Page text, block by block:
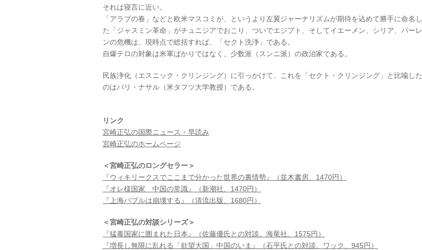
それは寝言に近い。
「アラブの春」などと欧米マスコミが、というより左翼ジャーナリズムが期待を込めて勝手に命名し
た「ジャスミン革命」がチュニジアでおこり、ついでエジプト、そしてイエーメン、シリア、バーレ
ンの危機は、現時点で総括すれば、「セクト洗浄」である。
自爆テロの対象は米軍ばかりではなく、少数派（スンニ派）の政治家である。
民族浄化（エスニック・クリンジング）に引っかけて、これを「セクト・クリンジング」と比喩した
のはバリ・ナサル（米タフツ大学教授）である。
リンク
宮崎正弘の国際ニュース・早読み
宮崎正弘のホームページ
＜宮崎正弘のロングセラー＞
『ウィキリークスでここまで分かった世界の裏情勢』（並木書房、1470円）
『オレ様国家 中国の常識』（新潮社、1470円）
『上海バブルは崩壊する』（清流出版、1680円）
＜宮崎正弘の対談シリーズ＞
『猛毒国家に囲まれた日本』（佐藤優氏との対談。海竜社、1575円）
『増長し無限に乱れる「欲望大国」中国のいま』（石平氏との対談。ワック、945円）